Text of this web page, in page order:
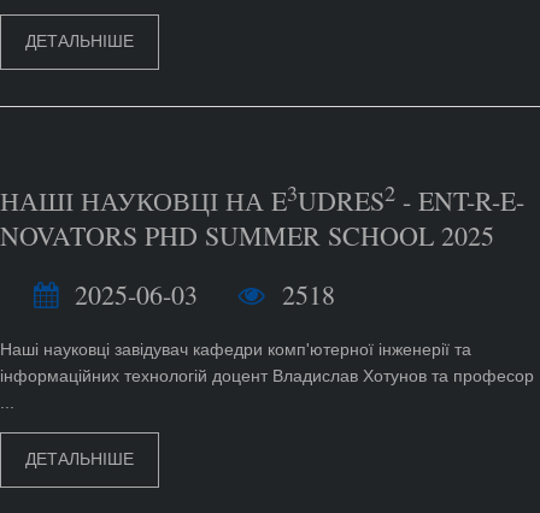
ДЕТАЛЬНІШЕ
НАШІ НАУКОВЦІ НА E3UDRES2 - ENT-R-E-
NOVATORS PHD SUMMER SCHOOL 2025
2025-06-03
2518
Наші науковці завідувач кафедри комп'ютерної інженерії та
інформаційних технологій доцент Владислав Хотунов та професор
...
ДЕТАЛЬНІШЕ